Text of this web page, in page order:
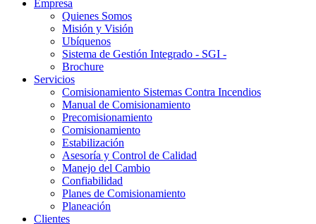
Empresa
Quienes Somos
Misión y Visión
Ubíquenos
Sistema de Gestión Integrado - SGI -
Brochure
Servicios
Comisionamiento Sistemas Contra Incendios
Manual de Comisionamiento
Precomisionamiento
Comisionamiento
Estabilización
Asesoría y Control de Calidad
Manejo del Cambio
Confiabilidad
Planes de Comisionamiento
Planeación
Clientes